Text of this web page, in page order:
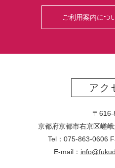
ご利用案内につ
アク
〒
京都府京都市右京区嵯
Tel：075-863-0606
E-mail：